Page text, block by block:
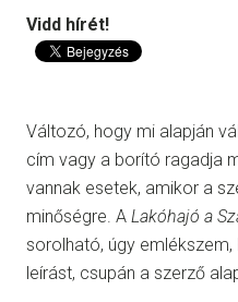
Vidd hírét!
Változó, hogy mi alapján
cím vagy a borító ragadja
vannak esetek, amikor a
minőségre. A Lakóhajó a
sorolható, úgy
leírást, csupán a szerző